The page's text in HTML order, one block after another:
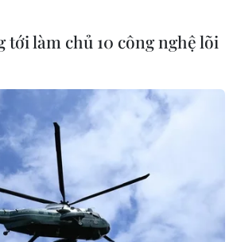
tới làm chủ 10 công nghệ lõi